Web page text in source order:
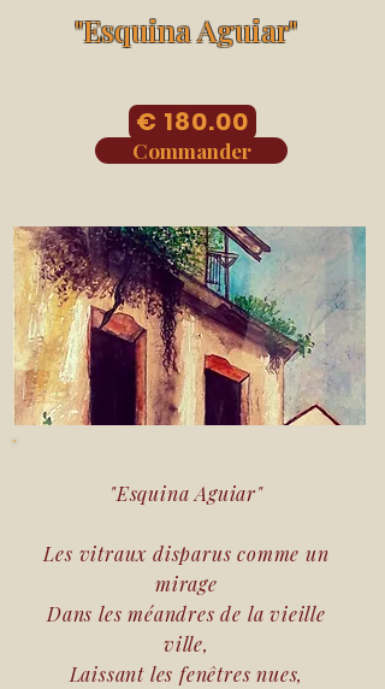
"Esquina Aguiar"
Commander
€ 180.00
"Esquina Aguiar"
Les vitraux disparus comme un
mirage
Dans les méandres de la vieille
ville,
Laissant les fenêtres nues,